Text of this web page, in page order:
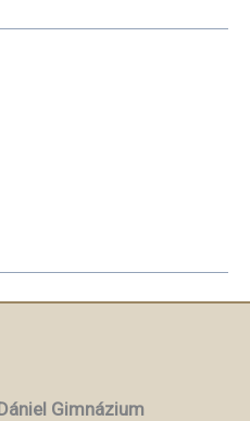
Gimnázium